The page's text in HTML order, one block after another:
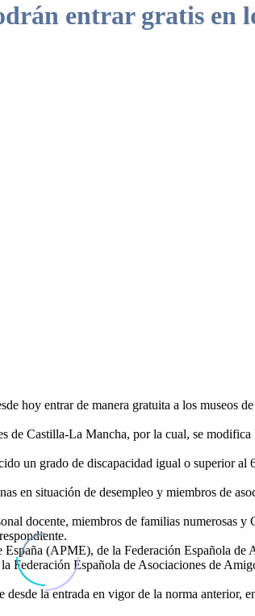
entrar gratis en
hoy entrar de manera gratuita a los museos
Castilla-La Mancha, por la cual, se
un grado de discapacidad igual o superior al
en situación de desempleo y miembros de
docente, miembros de familias numerosas
(APME), de la Federación Española
Española de Asociaciones de
la entrada en vigor de la norma anterior,